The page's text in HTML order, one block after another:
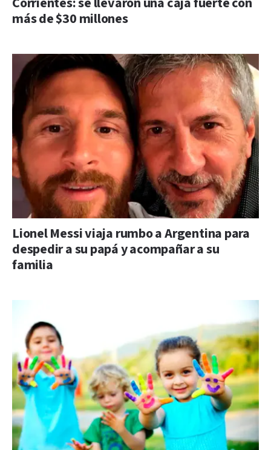
más de $30 millones
Lionel Messi viaja rumbo a Argentina para
despedir a su papá y acompañar a su
familia